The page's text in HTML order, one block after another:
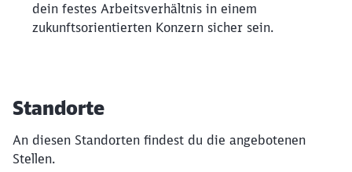
dein festes Arbeitsverhältnis in einem
zukunftsorientierten Konzern sicher sein.
Standorte
An diesen Standorten findest du die angebotenen
Stellen.